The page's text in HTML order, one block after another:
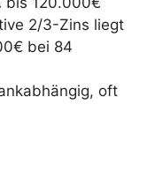
2/3-Zins liegt
bei 84
oft